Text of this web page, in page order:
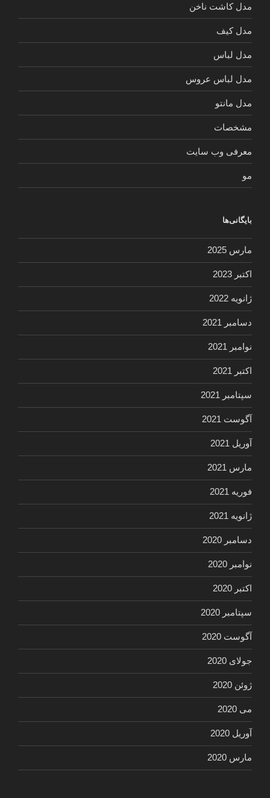
مدل کاشت ناخن
مدل کیف
مدل لباس
مدل لباس عروس
مدل مانتو
مشخصات
معرفی وب سایت
مو
بایگانی‌ها
مارس 2025
اکتبر 2023
ژانویه 2022
دسامبر 2021
نوامبر 2021
اکتبر 2021
سپتامبر 2021
آگوست 2021
آوریل 2021
مارس 2021
فوریه 2021
ژانویه 2021
دسامبر 2020
نوامبر 2020
اکتبر 2020
سپتامبر 2020
آگوست 2020
جولای 2020
ژوئن 2020
می 2020
آوریل 2020
مارس 2020